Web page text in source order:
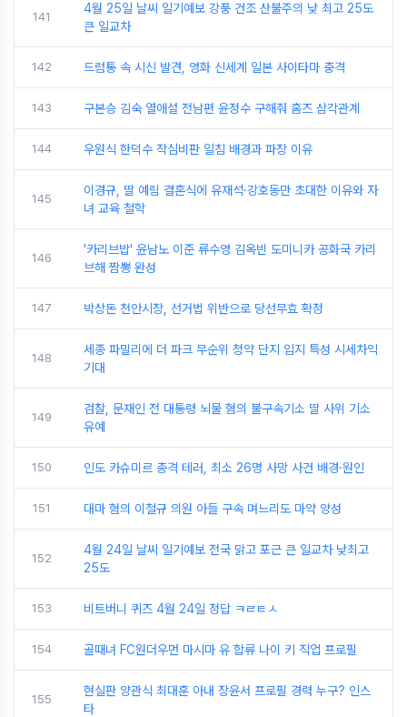
141
4월 25일 날씨 일기예보 강풍 건조 산불주의 낮 최고 25도
큰 일교차
142 드럼통 속 시신 발견, 영화 신세계 일본 사이타마 충격
143 구본승 김숙 열애설 전남편 윤정수 구해줘 홈즈 삼각관계
144 우원식 한덕수 작심비판 일침 배경과 파장 이유
145
이경규, 딸 예림 결혼식에 유재석·강호동만 초대한 이유와 자
녀 교육 철학
146
'카리브밥' 윤남노 이준 류수영 김옥빈 도미니카 공화국 카리
브해 짬뽕 완성
147 박상돈 천안시장, 선거법 위반으로 당선무효 확정
148
세종 파밀리에 더 파크 무순위 청약 단지 입지 특성 시세차익
기대
149
검찰, 문재인 전 대통령 뇌물 혐의 불구속기소 딸 사위 기소
유예
150 인도 카슈미르 총격 테러, 최소 26명 사망 사건 배경·원인
151 대마 혐의 이철규 의원 아들 구속 며느리도 마약 양성
152
4월 24일 날씨 일기예보 전국 맑고 포근 큰 일교차 낮최고
25도
153 비트버니 퀴즈 4월 24일 정답 ㅋㄹㅌㅅ
154 골때녀 FC원더우먼 마시마 유 합류 나이 키 직업 프로필
155
현실판 양관식 최대훈 아내 장윤서 프로필 경력 누구? 인스
타